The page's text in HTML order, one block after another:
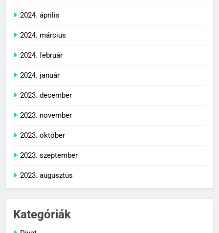
2024. április
2024. március
2024. február
2024. január
2023. december
2023. november
2023. október
2023. szeptember
2023. augusztus
Kategóriák